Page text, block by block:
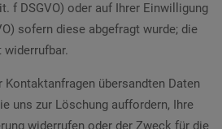
f DSGVO) oder auf Ihrer Einwilligung
sofern diese abgefragt wurde; die
Kontaktanfragen übersandten Daten
uns zur Löschung auffordern, Ihre
widerrufen oder der Zweck für die